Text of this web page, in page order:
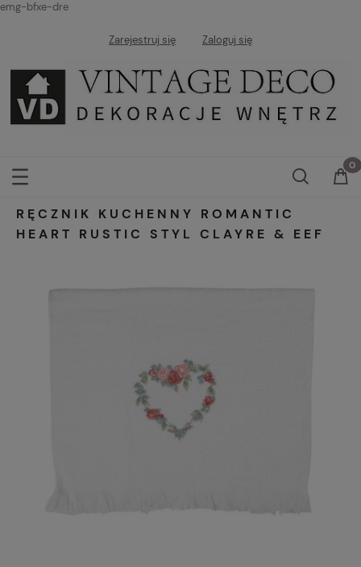
emg-bfxe-dre
Zarejestruj się Zaloguj się
RĘCZNIK KUCHENNY ROMANTIC
HEART RUSTIC STYL CLAYRE & EEF